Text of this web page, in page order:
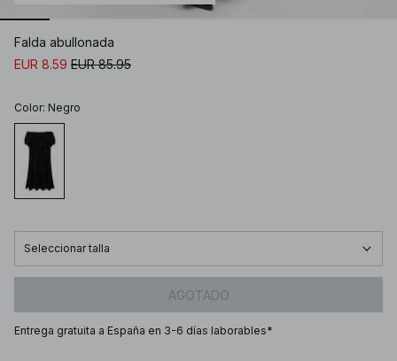
Falda abullonada
EUR 8.59 EUR 85.95
Color: Negro
Seleccionar talla
AGOTADO
Entrega gratuita a España en 3-6 días laborables*